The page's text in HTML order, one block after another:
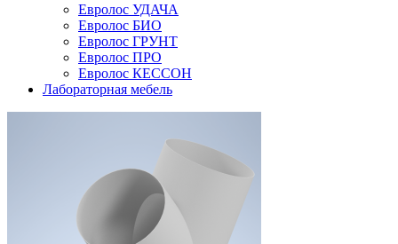
Евролос УДАЧА
Евролос БИО
Евролос ГРУНТ
Евролос ПРО
Евролос КЕССОН
Лабораторная мебель